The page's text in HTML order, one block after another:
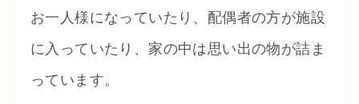
お一人様になっていたり、配偶者の方が施設
に入っていたり、家の中は思い出の物が詰ま
っています。